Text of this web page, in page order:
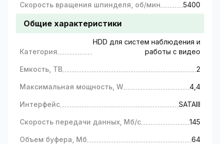
Скорость вращения шпинделя, об/мин 5400
Общие характеристики
Категория
HDD для систем наблюдения и
работы с видео
Емкость, ТВ 2
Максимальная мощность, W 4,4
Интерфейс SATAIII
Скорость передачи данных, Мб/с 145
Объем буфера, Мб 64